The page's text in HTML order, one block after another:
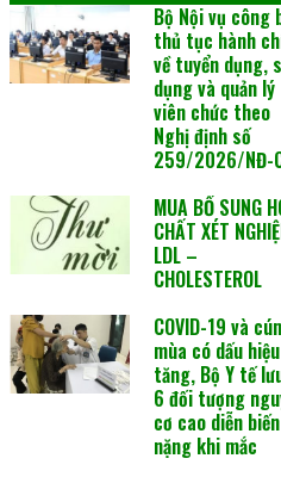
Bộ Nội vụ công
thủ tục hành
về tuyển dụng,
dụng và quản lý
viên chức theo
Nghị định số
259/2026/NĐ-
MUA BỔ SUNG
CHẤT XÉT
LDL –
CHOLESTEROL
COVID-19 và
mùa có dấu hiệu
tăng, Bộ Y tế
6 đối tượng
cơ cao diễn biến
nặng khi mắc